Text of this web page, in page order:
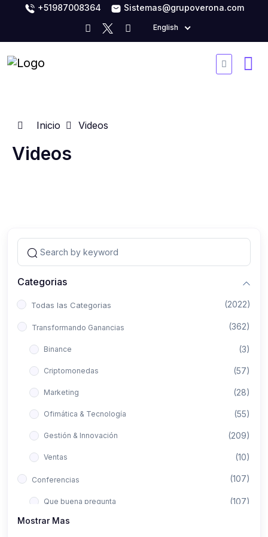
+51987008364 Sistemas@grupoverona.com
English
Inicio Videos
Videos
Categorias
Todas las Categorias (2022)
Transformando Ganancias (362)
Binance (3)
Criptomonedas (57)
Marketing (28)
Ofimática & Tecnología (55)
Gestión & Innovación (209)
Ventas (10)
Conferencias (107)
Que buena pregunta (107)
Aló Asesor
Mostrar Mas